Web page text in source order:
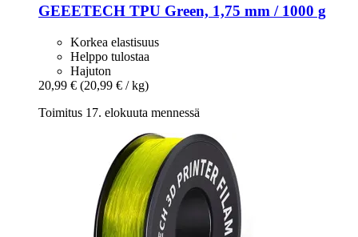
GEEETECH TPU Green, 1,75 mm / 1000 g
Korkea elastisuus
Helppo tulostaa
Hajuton
20,99 € (20,99 € / kg)
Toimitus 17. elokuuta mennessä